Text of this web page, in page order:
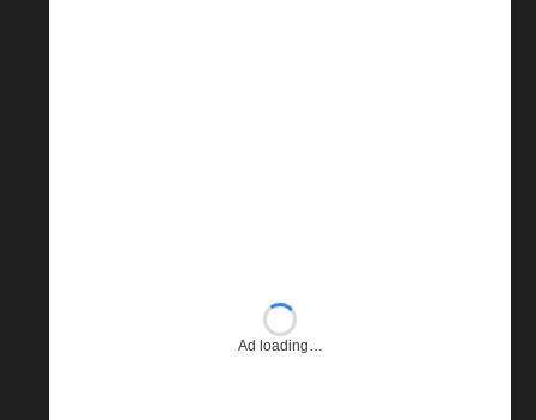
Ad loading…